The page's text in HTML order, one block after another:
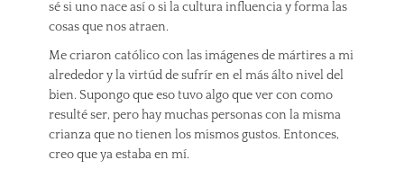
sé si uno nace así o si la cultura influencia y forma las
cosas que nos atraen.
Me criaron católico con las imágenes de mártires a mi
alrededor y la virtúd de sufrír en el más álto nivel del
bien. Supongo que eso tuvo algo que ver con como
resulté ser, pero hay muchas personas con la misma
crianza que no tienen los mismos gustos. Entonces,
creo que ya estaba en mí.